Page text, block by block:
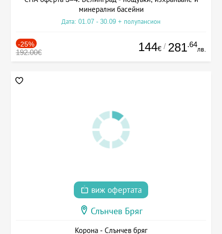
минерални басейни
Дата: 01.07 - 30.09 + полупансион
-25%
192.00€ 144€ / 281.64
лв.
виж офертата
Слънчев Бряг
Корона - Слънчев бряг